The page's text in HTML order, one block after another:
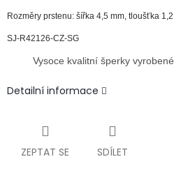
Rozměry prstenu: šířka 4,5 mm, tloušťka
SJ-R42126-CZ-SG
Vysoce kvalitní šperky
Detailní informace
ZEPTAT SE SDÍLET